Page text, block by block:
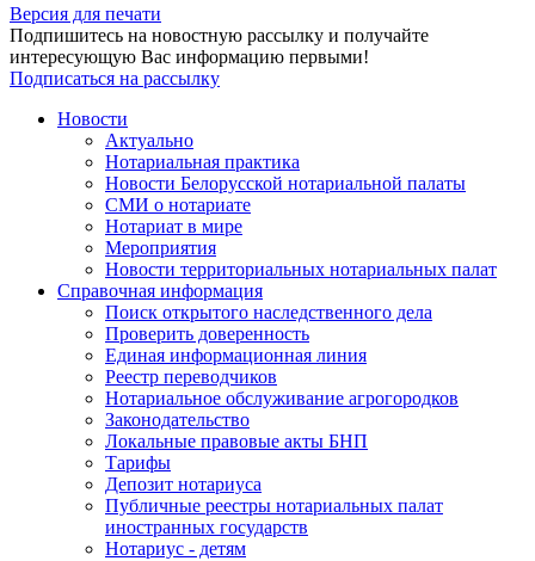
Версия для печати
Подпишитесь на новостную рассылку и получайте
интересующую Вас информацию первыми!
Подписаться на рассылку
Новости
Актуально
Нотариальная практика
Новости Белорусской нотариальной палаты
СМИ о нотариате
Нотариат в мире
Мероприятия
Новости территориальных нотариальных палат
Справочная информация
Поиск открытого наследственного дела
Проверить доверенность
Единая информационная линия
Реестр переводчиков
Нотариальное обслуживание агрогородков
Законодательство
Локальные правовые акты БНП
Тарифы
Депозит нотариуса
Публичные реестры нотариальных палат
иностранных государств
Нотариус - детям